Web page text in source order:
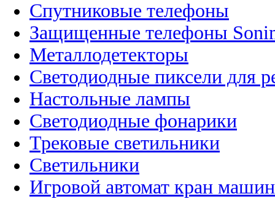
Спутниковые телефоны
Защищенные телефоны
Металлодетекторы
Светодиодные пиксели для
Настольные лампы
Светодиодные фонарики
Трековые светильники
Светильники
Игровой автомат кран